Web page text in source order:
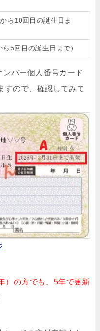
から10回目の誕生日ま
ら5回目の誕生日まで）
バー個人番号カード
すので、確認してみて
）の方でも、5年で更新